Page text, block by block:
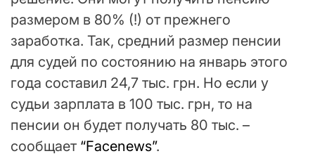
размером в 80% (!) от прежнего
заработка. Так, средний размер пенсии
для судей по состоянию на январь этого
года составил 24,7 тыс. грн. Но если у
судьи зарплата в 100 тыс. грн, то на
пенсии он будет получать 80 тыс. –
сообщает “Facenews”.